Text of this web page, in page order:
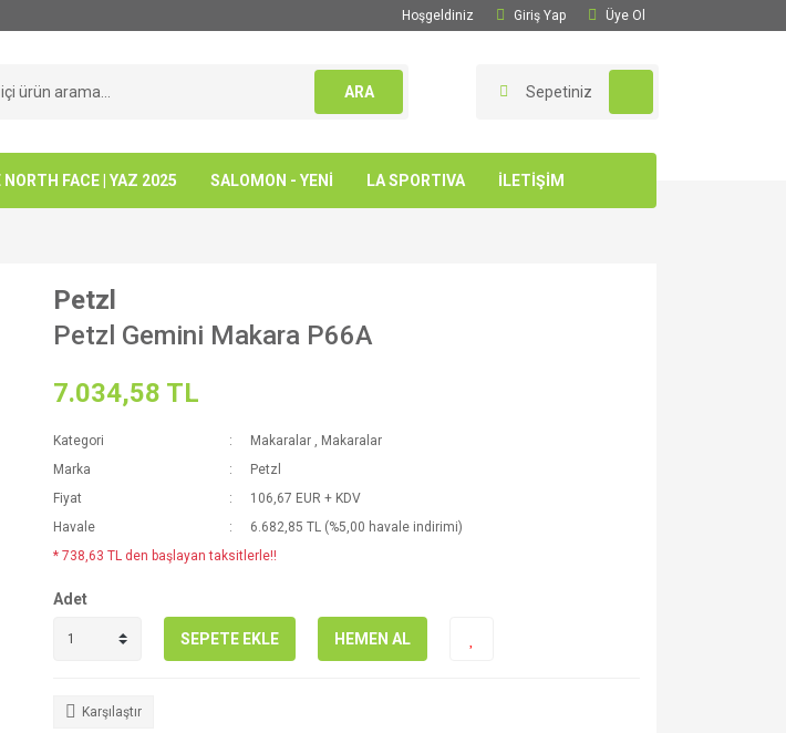
Hoşgeldiniz Giriş Yap Üye Ol
ARA Sepetiniz
NORTH FACE | YAZ 2025 SALOMON - YENİ LA SPORTIVA İLETİŞİM
Petzl
Petzl Gemini Makara P66A
7.034,58 TL
Kategori Makaralar , Makaralar
Marka
Petzl
Fiyat
106,67 EUR + KDV
Havale
6.682,85 TL (%5,00 havale indirimi)
* 738,63 TL den başlayan taksitlerle!!
Adet
SEPETE EKLE HEMEN AL
Karşılaştır